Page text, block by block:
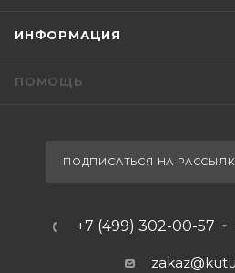
ИНФОРМАЦИЯ
ПОМОЩЬ
ПОДПИСАТЬСЯ НА
+7 (499) 302-00-57